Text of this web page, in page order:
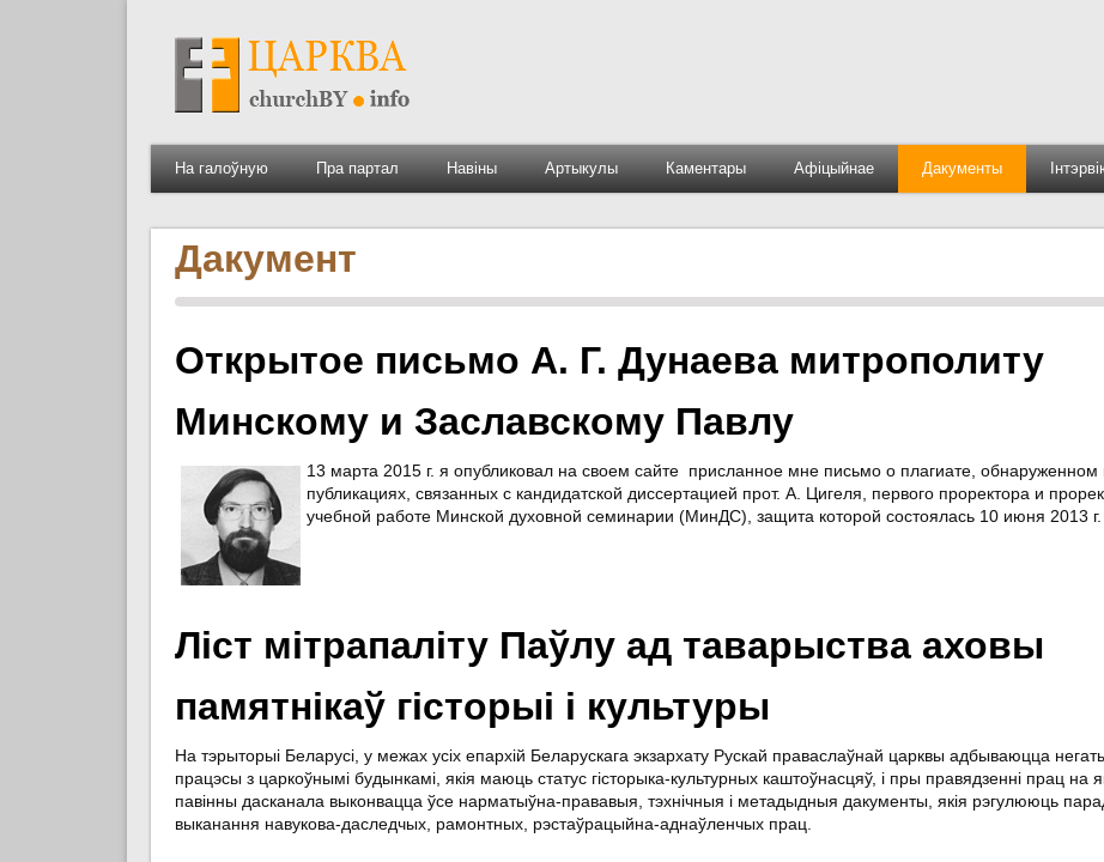
На галоўную Пра партал Навіны Артыкулы Каментары Афіцыйнае Дакументы
Дакумент
Открытое письмо А. Г. Дунаева митрополиту
Минскому и Заславскому Павлу
13 марта 2015 г. я опубликовал на своем сайте присланное мне письмо о плагиате, обнаруженном
публикациях, связанных с кандидатской диссертацией прот. А. Цигеля, первого проректора и
учебной работе Минской духовной семинарии (МинДС), защита которой состоялась 10 июня 2013 г.
Ліст мітрапаліту Паўлу ад таварыства аховы
памятнікаў гісторыі і культуры
На тэрыторыі Беларусі, у межах усіх епархій Беларускага экзархату Рускай праваслаўнай царквы адбываюцца
працэсы з царкоўнымі будынкамі, якія маюць статус гісторыка-культурных каштоўнасцяў, і пры правядзенні прац на
павінны дасканала выконвацца ўсе нарматыўна-прававыя, тэхнічныя і метадыдныя дакументы, якія рэгулююць
выканання навукова-даследчых, рамонтных, рэстаўрацыйна-аднаўленчых прац.